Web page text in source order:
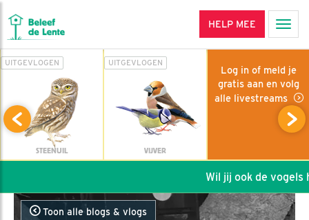
HELP MEE
UITGEVLOGEN
STEENUIL
UITGEVLOGEN
VIJVER
Log in of meld je
gratis aan en volg
alle livestreams
Wil jij ook de vogels
Toon alle blogs & vlogs